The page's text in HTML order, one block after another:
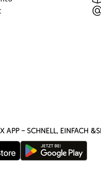
APP – SCHNELL, EINFACH